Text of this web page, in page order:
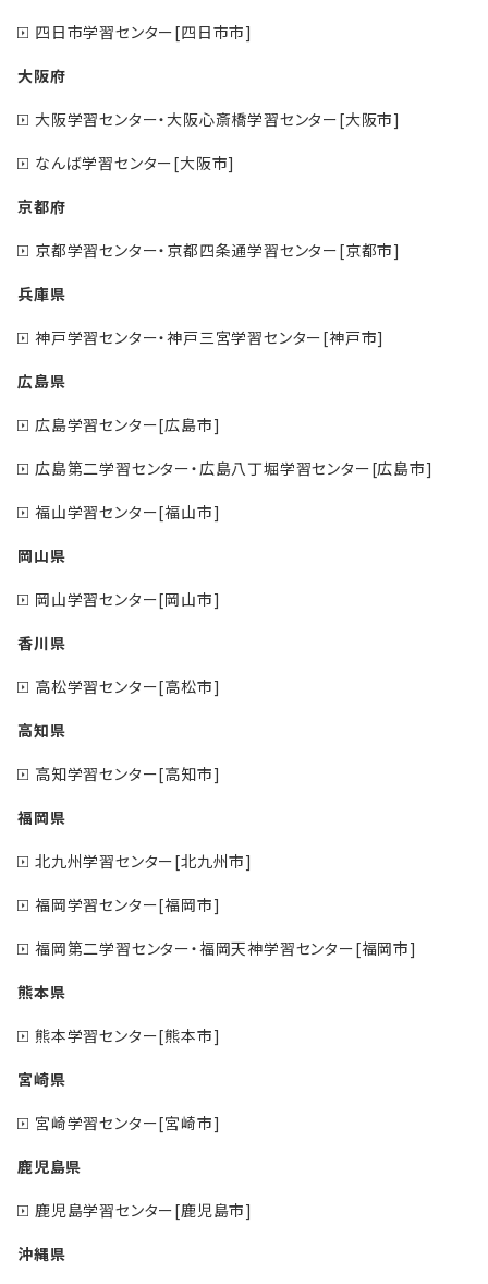
四日市学習センター[四日市市]
大阪府
大阪学習センター・大阪心斎橋学習センター[大阪市]
なんば学習センター[大阪市]
京都府
京都学習センター・京都四条通学習センター[京都市]
兵庫県
神戸学習センター・神戸三宮学習センター[神戸市]
広島県
広島学習センター[広島市]
広島第二学習センター・広島八丁堀学習センター[広島市]
福山学習センター[福山市]
岡山県
岡山学習センター[岡山市]
香川県
高松学習センター[高松市]
高知県
高知学習センター[高知市]
福岡県
北九州学習センター[北九州市]
福岡学習センター[福岡市]
福岡第二学習センター・福岡天神学習センター[福岡市]
熊本県
熊本学習センター[熊本市]
宮崎県
宮崎学習センター[宮崎市]
鹿児島県
鹿児島学習センター[鹿児島市]
沖縄県